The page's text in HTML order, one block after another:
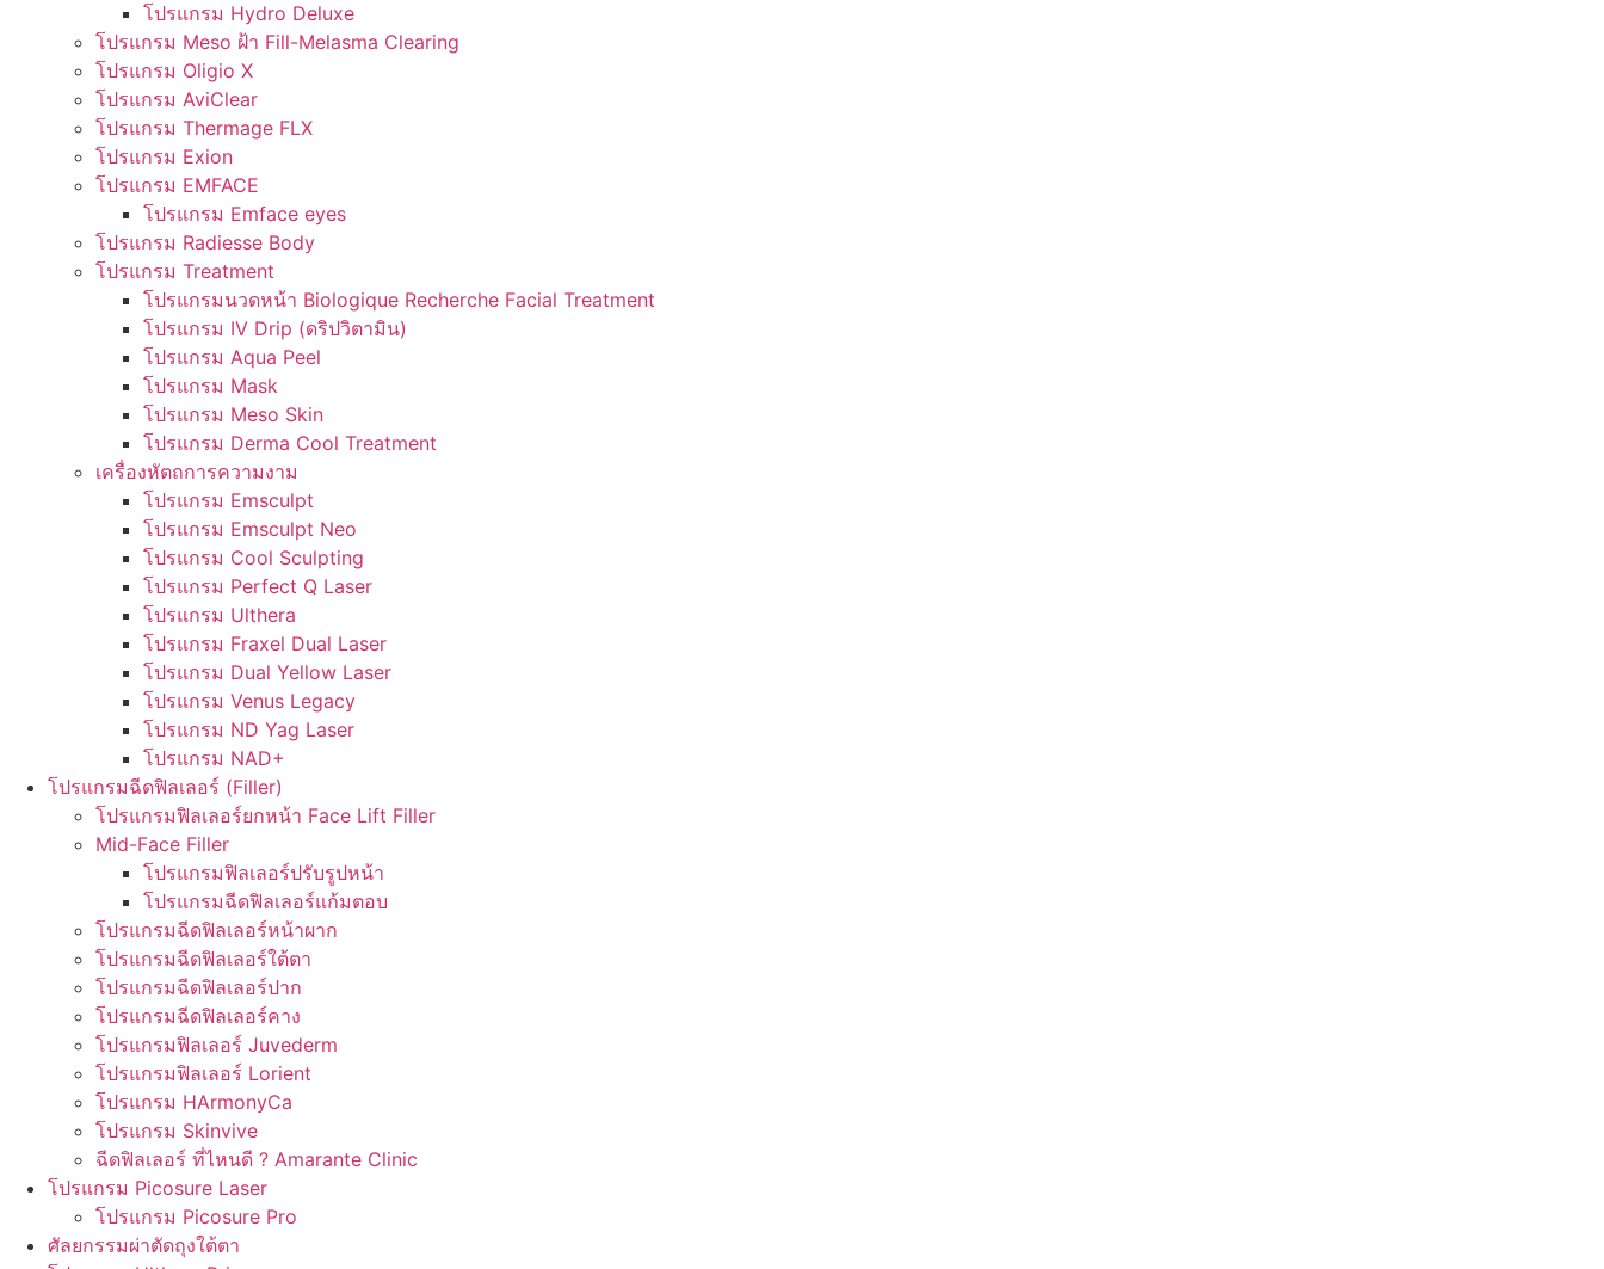
โปรแกรม Hydro Deluxe
โปรแกรม Meso ฝ้า Fill-Melasma Clearing
โปรแกรม Oligio X
โปรแกรม AviClear
โปรแกรม Thermage FLX
โปรแกรม Exion
โปรแกรม EMFACE
โปรแกรม Emface eyes
โปรแกรม Radiesse Body
โปรแกรม Treatment
โปรแกรมนวดหน้า Biologique Recherche Facial Treatment
โปรแกรม IV Drip (ดริปวิตามิน)
โปรแกรม Aqua Peel
โปรแกรม Mask
โปรแกรม Meso Skin
โปรแกรม Derma Cool Treatment
เครื่องหัตถการความงาม
โปรแกรม Emsculpt
โปรแกรม Emsculpt Neo
โปรแกรม Cool Sculpting
โปรแกรม Perfect Q Laser
โปรแกรม Ulthera
โปรแกรม Fraxel Dual Laser
โปรแกรม Dual Yellow Laser
โปรแกรม Venus Legacy
โปรแกรม ND Yag Laser
โปรแกรม NAD+
โปรแกรมฉีดฟิลเลอร์ (Filler)
โปรแกรมฟิลเลอร์ยกหน้า Face Lift Filler
Mid-Face Filler
โปรแกรมฟิลเลอร์ปรับรูปหน้า
โปรแกรมฉีดฟิลเลอร์แก้มตอบ
โปรแกรมฉีดฟิลเลอร์หน้าผาก
โปรแกรมฉีดฟิลเลอร์ใต้ตา
โปรแกรมฉีดฟิลเลอร์ปาก
โปรแกรมฉีดฟิลเลอร์คาง
โปรแกรมฟิลเลอร์ Juvederm
โปรแกรมฟิลเลอร์ Lorient
โปรแกรม HArmonyCa
โปรแกรม Skinvive
ฉีดฟิลเลอร์ ที่ไหนดี ? Amarante Clinic
โปรแกรม Picosure Laser
โปรแกรม Picosure Pro
ศัลยกรรมผ่าตัดถุงใต้ตา